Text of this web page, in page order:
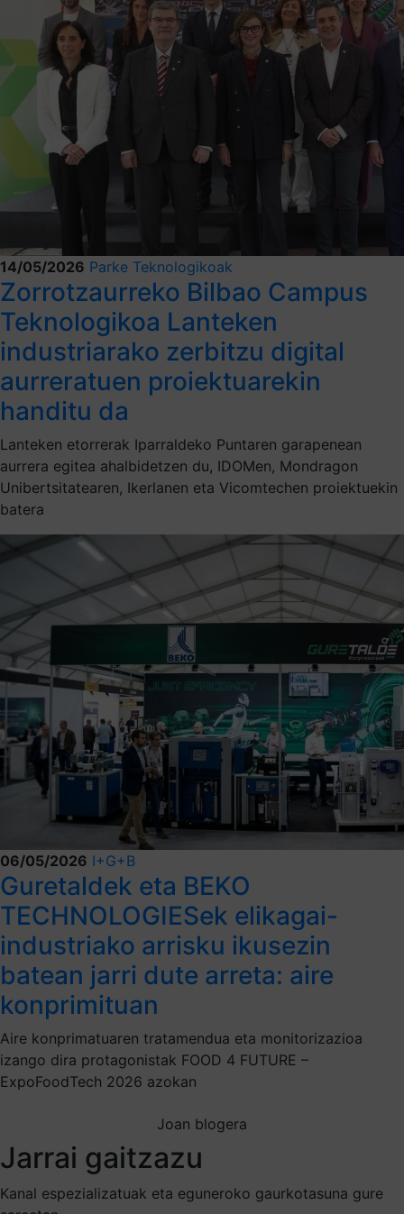
14/05/2026 Parke Teknologikoak
Zorrotzaurreko Bilbao Campus
Teknologikoa Lanteken
industriarako zerbitzu digital
aurreratuen proiektuarekin
handitu da
Lanteken etorrerak Iparraldeko Puntaren garapenean
aurrera egitea ahalbidetzen du, IDOMen, Mondragon
Unibertsitatearen, Ikerlanen eta Vicomtechen proiektuekin
batera
06/05/2026 I+G+B
Guretaldek eta BEKO
TECHNOLOGIESek elikagai-
industriako arrisku ikusezin
batean jarri dute arreta: aire
konprimituan
Aire konprimatuaren tratamendua eta monitorizazioa
izango dira protagonistak FOOD 4 FUTURE –
ExpoFoodTech 2026 azokan
Joan blogera
Jarrai gaitzazu
Kanal espezializatuak eta eguneroko gaurkotasuna gure